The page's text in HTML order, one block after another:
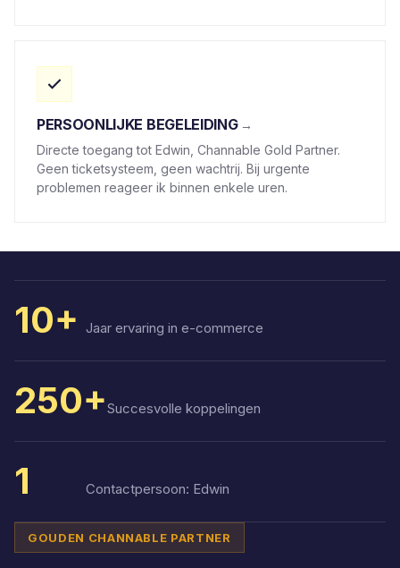
PERSOONLIJKE BEGELEIDING
Directe toegang tot Edwin, Channable Gold Partner.
Geen ticketsysteem, geen wachtrij. Bij urgente
problemen reageer ik binnen enkele uren.
10+ Jaar ervaring in e-commerce
250+Succesvolle koppelingen
1 Contactpersoon: Edwin
GOUDEN CHANNABLE PARTNER